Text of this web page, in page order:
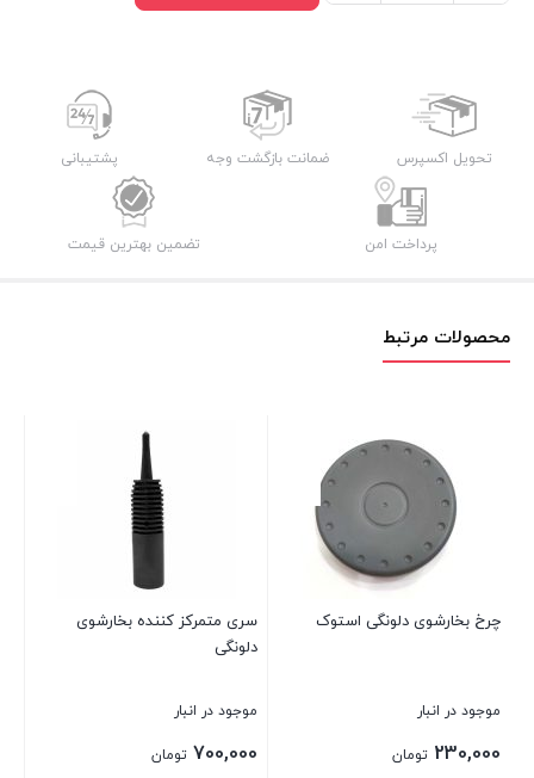
تحویل اکسپرس ضمانت بازگشت وجه پشتیبانی
پرداخت امن تضمین بهترین قیمت
محصولات مرتبط
چرخ بخارشوی دلونگی استوک
موجود در انبار
230,000 تومان
سری متمرکز کننده بخارشوی
دلونگی
موجود در انبار
700,000 تومان